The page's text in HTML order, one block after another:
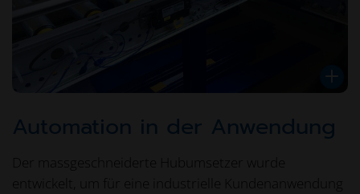
Automation in der Anwendung
Der massgeschneiderte Hubumsetzer wurde
entwickelt, um für eine industrielle Kundenanwendung